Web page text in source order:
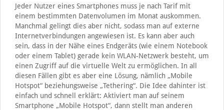
Jeder Nutzer eines Smartphones muss je nach Tarif mit
einem bestimmten Datenvolumen im Monat auskommen.
Manchmal gelingt dies aber nicht, sodass man auf externe
Internetverbindungen angewiesen ist. Es kann aber auch
sein, dass in der Nähe eines Endgeräts (wie einem Notebook
oder einem Tablet) gerade kein WLAN-Netzwerk besteht, um
einen Zugriff auf die virtuelle Welt zu ermöglichen. In all
diesen Fällen gibt es aber eine Lösung, nämlich „Mobile
Hotspot“ beziehungsweise „Tethering“. Die Idee dahinter ist
einfach und schnell erklärt: Aktiviert man auf seinem
Smartphone „Mobile Hotspot“, dann stellt man anderen